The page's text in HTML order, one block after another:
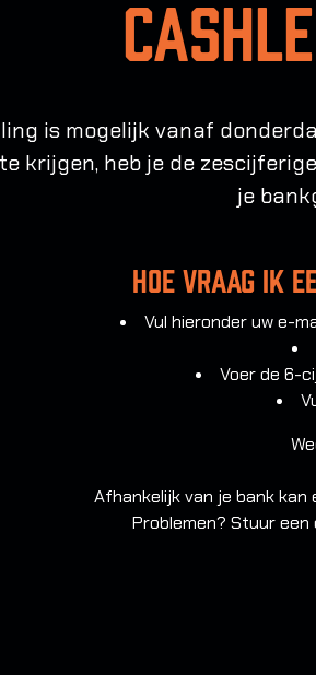
is mogelijk vanaf
krijgen, heb je de
je
Hoe vraag ik
Vul hieronder uw e-
Voer de 6-
Afhankelijk van je bank kan
Problemen? Stuur een